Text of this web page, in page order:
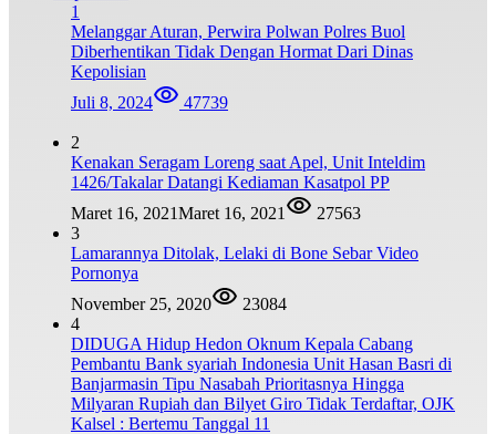
1
Melanggar Aturan, Perwira Polwan Polres Buol
Diberhentikan Tidak Dengan Hormat Dari Dinas
Kepolisian
Juli 8, 2024
47739
2
Kenakan Seragam Loreng saat Apel, Unit Inteldim
1426/Takalar Datangi Kediaman Kasatpol PP
Maret 16, 2021Maret 16, 2021
27563
3
Lamarannya Ditolak, Lelaki di Bone Sebar Video
Pornonya
November 25, 2020
23084
4
DIDUGA Hidup Hedon Oknum Kepala Cabang
Pembantu Bank syariah Indonesia Unit Hasan Basri di
Banjarmasin Tipu Nasabah Prioritasnya Hingga
Milyaran Rupiah dan Bilyet Giro Tidak Terdaftar, OJK
Kalsel : Bertemu Tanggal 11